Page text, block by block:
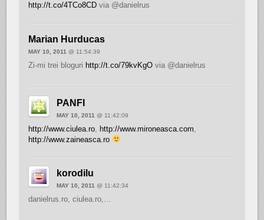
http://t.co/4TCo8CDvia @danielrus
Marian Hurducas
MAY 10, 2011 @ 11:54:39
Zi-mi trei bloguri http://t.co/79kvKgOvia @danielrus
PANFI
MAY 10, 2011 @ 11:42:09
http://www.ciulea.ro, http://www.mironeasca.com
http://www.zaineasca.ro
korodilu
MAY 10, 2011 @ 11:42:34
danielrus.ro, ciulea.ro,…